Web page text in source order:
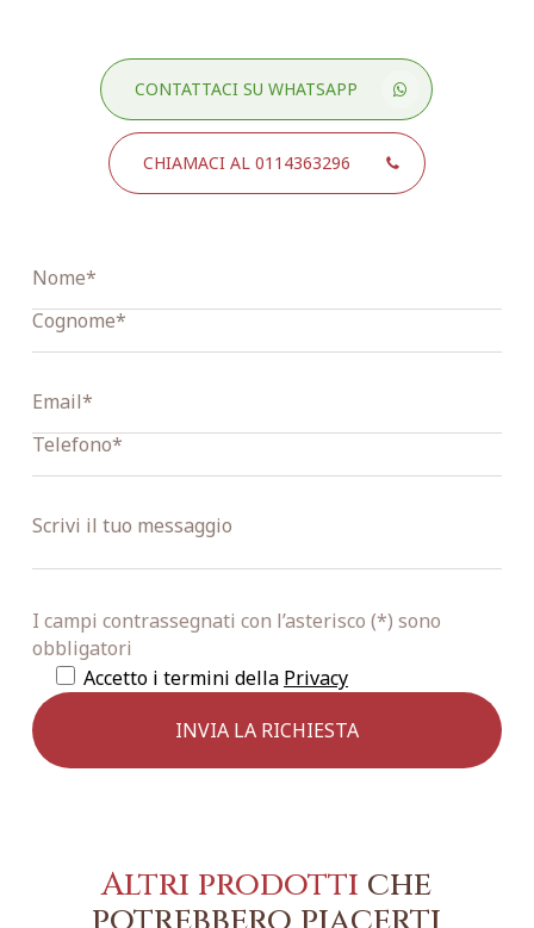
CONTATTACI SU WHATSAPP
CHIAMACI AL 0114363296
I campi contrassegnati con l’asterisco (*) sono
obbligatori
Accetto i termini della Privacy
Altri prodotti che